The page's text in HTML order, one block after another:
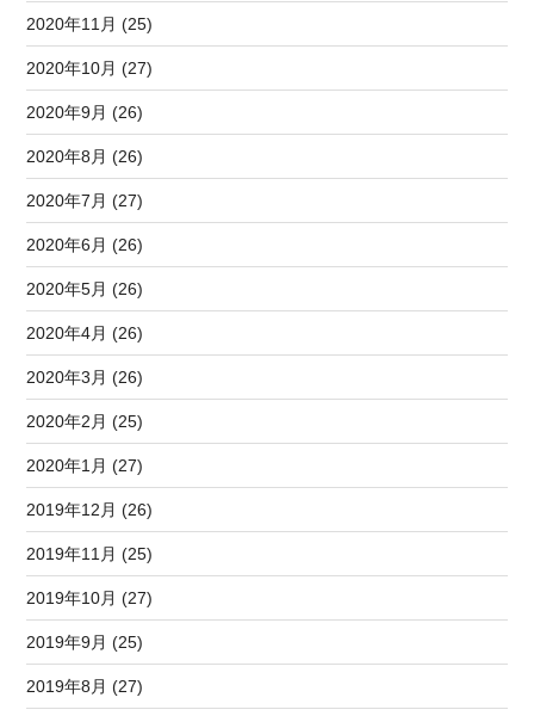
2020年11月 (25)
2020年10月 (27)
2020年9月 (26)
2020年8月 (26)
2020年7月 (27)
2020年6月 (26)
2020年5月 (26)
2020年4月 (26)
2020年3月 (26)
2020年2月 (25)
2020年1月 (27)
2019年12月 (26)
2019年11月 (25)
2019年10月 (27)
2019年9月 (25)
2019年8月 (27)